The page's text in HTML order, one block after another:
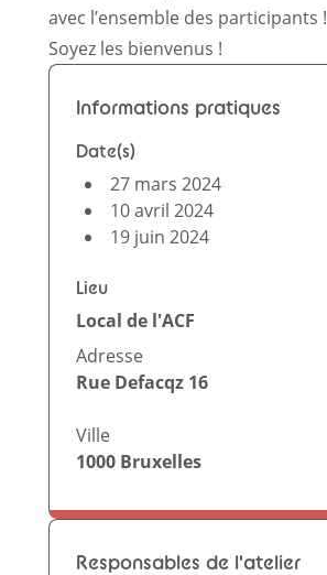
avec l’ensemble des participants !
Soyez les bienvenus !
Informations pratiques
Date(s)
27 mars 2024
10 avril 2024
19 juin 2024
Lieu
Local de l'ACF
Adresse
Rue Defacqz 16
Ville
1000 Bruxelles
Responsables de l'atelier